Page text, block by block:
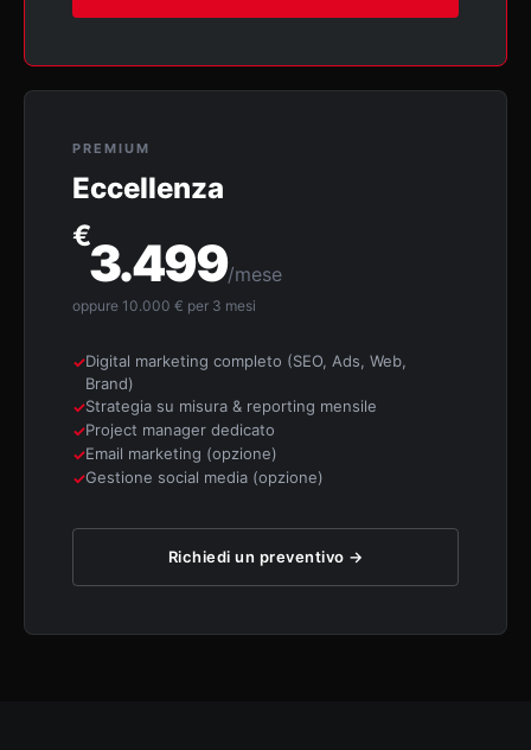
PREMIUM
Eccellenza
€3.499/mese
oppure 10.000 € per 3 mesi
Digital marketing completo (SEO, Ads, Web,
Brand)
Strategia su misura & reporting mensile
Project manager dedicato
Email marketing (opzione)
Gestione social media (opzione)
Richiedi un preventivo →